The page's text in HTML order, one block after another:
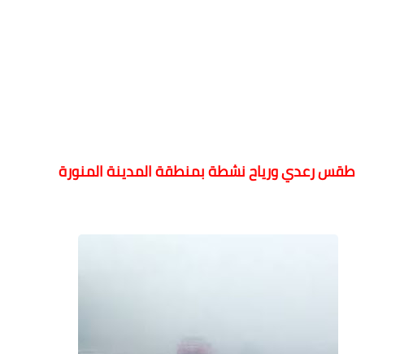
طقس رعدي ورياح نشطة بمنطقة المدينة المنورة